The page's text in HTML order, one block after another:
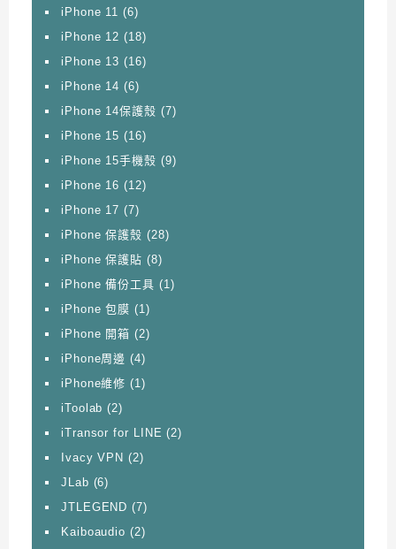
iPhone 11 (6)
iPhone 12 (18)
iPhone 13 (16)
iPhone 14 (6)
iPhone 14保護殼 (7)
iPhone 15 (16)
iPhone 15手機殼 (9)
iPhone 16 (12)
iPhone 17 (7)
iPhone 保護殼 (28)
iPhone 保護貼 (8)
iPhone 備份工具 (1)
iPhone 包膜 (1)
iPhone 開箱 (2)
iPhone周邊 (4)
iPhone維修 (1)
iToolab (2)
iTransor for LINE (2)
Ivacy VPN (2)
JLab (6)
JTLEGEND (7)
Kaiboaudio (2)